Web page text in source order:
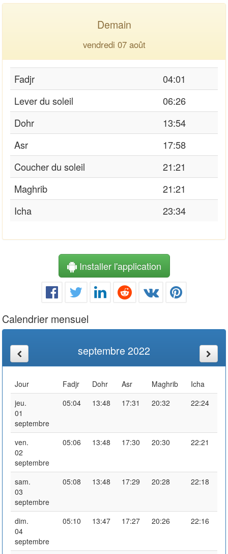
Demain
vendredi 07 août
Fadjr
04:01
Lever du soleil
06:26
Dohr
13:54
Asr
17:58
Coucher du soleil
21:21
Maghrib
21:21
Icha
23:34
Installer l'application
Calendrier mensuel
septembre 2022
Jour Fadjr Dohr Asr Maghrib
Icha
jeu.
01
septembre
05:04 13:48 17:31 20:32 22:24
ven.
02
septembre
05:06 13:48 17:30 20:30 22:21
sam.
03
septembre
05:08 13:48 17:29 20:28 22:18
dim.
04
septembre
05:10 13:47 17:27 20:26 22:16